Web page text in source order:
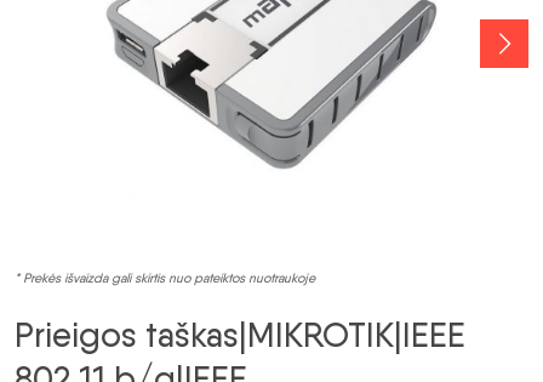
* Prekės išvaizda gali skirtis nuo pateiktos nuotraukoje
Prieigos taškas|MIKROTIK|IEEE